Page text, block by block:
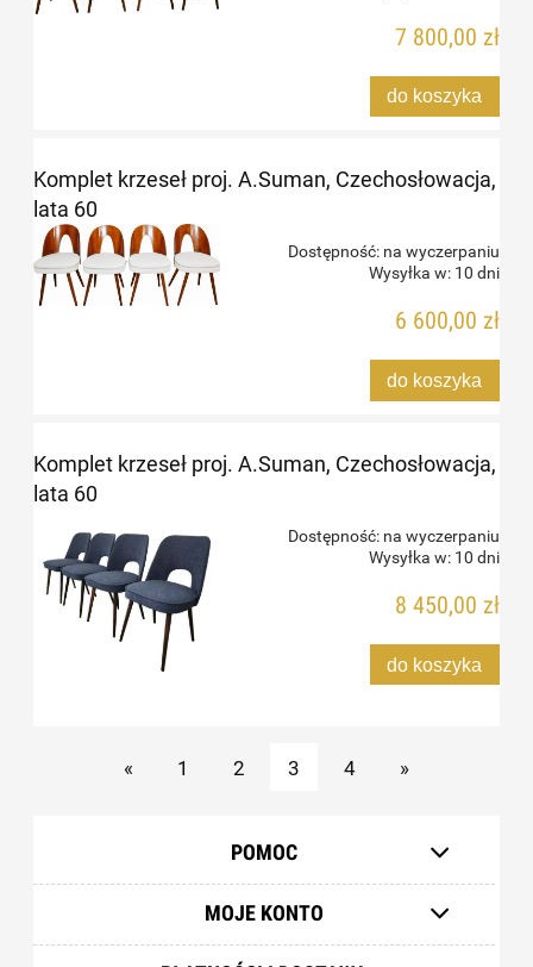
7 800,00 zł
do koszyka
Komplet krzeseł proj. A.Suman, Czechosłowacja,
lata 60
Dostępność: na wyczerpaniu
Wysyłka w: 10 dni
6 600,00 zł
do koszyka
Komplet krzeseł proj. A.Suman, Czechosłowacja,
lata 60
Dostępność: na wyczerpaniu
Wysyłka w: 10 dni
8 450,00 zł
do koszyka
« 1 2 3 4 »
POMOC
MOJE KONTO